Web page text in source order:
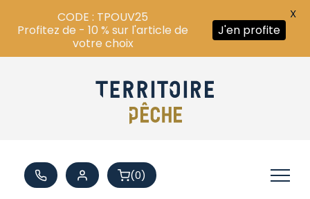
(0)
CODE : TPOUV25
Profitez de - 10 % sur l'article de
votre choix
J'en profite
X